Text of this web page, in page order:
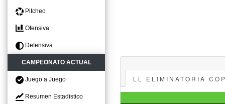
Pitcheo
Ofensiva
Defensiva
CAMPEONATO ACTUAL
Juego a Juego
Resumen Estadistico
LL ELIMINATORIA